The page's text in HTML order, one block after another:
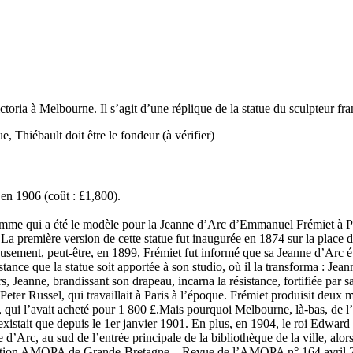
à Melbourne. Il s’agit d’une réplique de la statue du sculpteur
Thiébault doit être le fondeur (à vérifier)
1906 (coût : £1,800).
a été le modèle pour la Jeanne d’Arc d’Emmanuel Frémiet à
version de cette statue fut inaugurée en 1874 sur la place
peut-être, en 1899, Frémiet fut informé que sa Jeanne d’Arc
que la statue soit apportée à son studio, où il la transforma :
brandissant son drapeau, incarna la résistance, fortifiée par
Russel, qui travaillait à Paris à l’époque. Frémiet produisit deux
l’avait acheté pour 1 800 £.Mais pourquoi Melbourne, là-bas, de
que depuis le 1er janvier 1901. En plus, en 1904, le roi
au sud de l’entrée principale de la bibliothèque de la ville,